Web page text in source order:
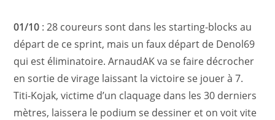
01/10 : 28 coureurs sont dans les starting-blocks au
départ de ce sprint, mais un faux départ de Denol69
qui est éliminatoire. ArnaudAK va se faire décrocher
en sortie de virage laissant la victoire se jouer à 7.
Titi-Kojak, victime d’un claquage dans les 30 derniers
mètres, laissera le podium se dessiner et on voit vite